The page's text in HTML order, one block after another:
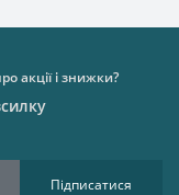
акції і знижки?
Підписатися